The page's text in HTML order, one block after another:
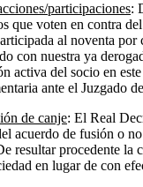
participaciones:
que voten en contra
al noventa
con nuestra ya
activa del socio en
ante el Juzgado
de canje: El Real
acuerdo de fusión o
resultar procedente la
en lugar de con